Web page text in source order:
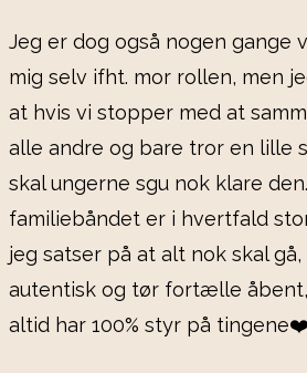
Jeg er dog også nogen gange
mig selv ifht. mor rollen, men
at hvis vi stopper med at
alle andre og bare tror en lille
skal ungerne sgu nok klare
familiebåndet er i hvertfald
jeg satser på at alt nok skal
autentisk og tør fortælle
altid har 100% styr på tingene❤️